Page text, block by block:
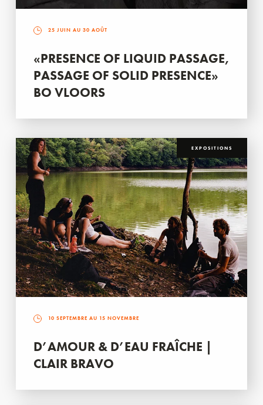
25 JUIN AU 30 AOÛT
«PRESENCE OF LIQUID PASSAGE,
PASSAGE OF SOLID PRESENCE»
BO VLOORS
EXPOSITIONS
10 SEPTEMBRE AU 15 NOVEMBRE
D’AMOUR & D’EAU FRAÎCHE |
CLAIR BRAVO